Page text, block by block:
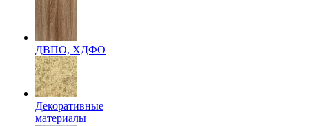
ДВПО, ХДФО
Декоративные
материалы